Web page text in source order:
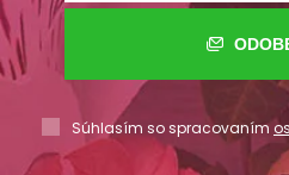
Súhlasím so spracovaním